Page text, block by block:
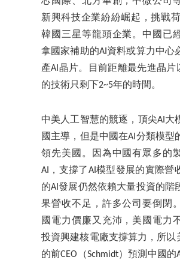
新興科技企業紛紛崛起，挑戰荷
韓國三星等龍頭企業。中國已
拿國家補助的AI資料或算力中心
產AI晶片。目前距離最先進晶片
的技術只剩下2~5年的時間。
中美人工智慧的競逐，頂尖AI大
國主導，但是中國在AI分類模型
領先美國。因為中國有眾多的
AI，支撐了AI模型發展的實際營
的AI發展仍然依賴大量投資的階
果營收不足，許多公司要倒閉
國電力價廉又充沛，美國電力
投資興建核電廠支撐算力，所以
的前CEO（Schmidt）預測中國的